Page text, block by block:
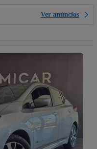
Ver anúncios